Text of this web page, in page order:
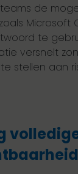
de
Microsoft
te
versnelt
stellen aan